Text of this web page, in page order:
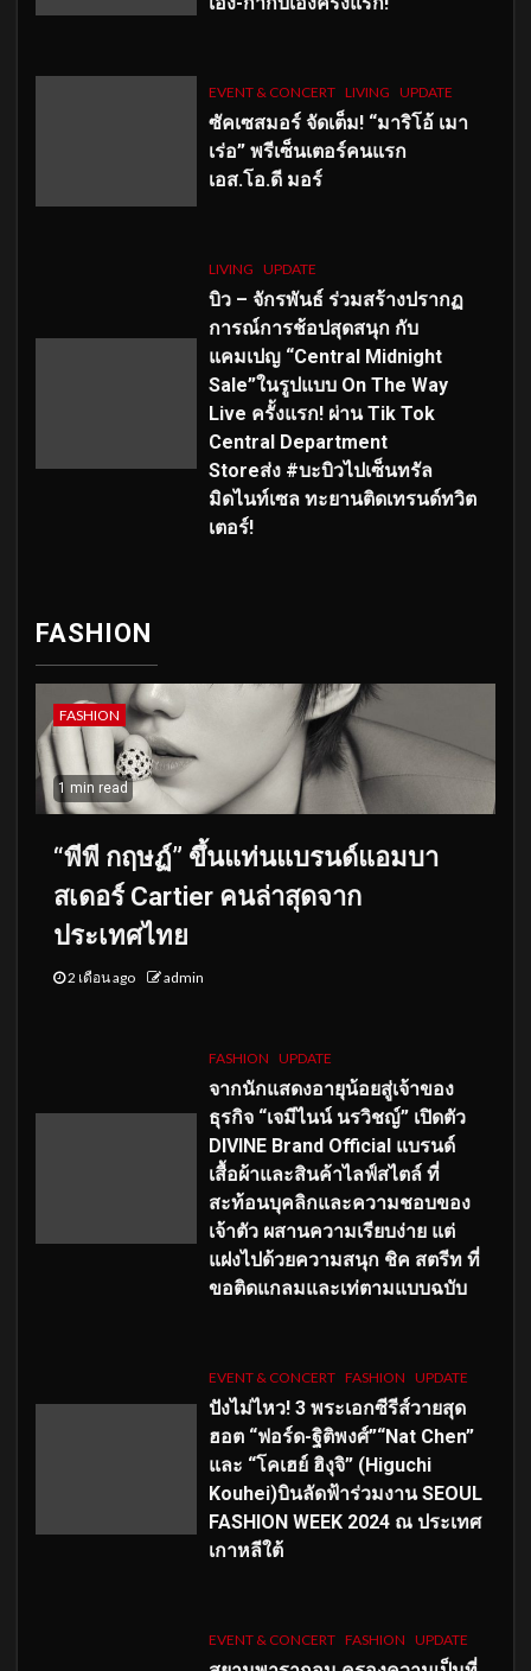
EVENT & CONCERT LIVING UPDATE
ซัคเซสมอร์ จัดเต็ม! “มาริโอ้ เมา
เร่อ” พรีเซ็นเตอร์คนแรก
เอส.โอ.ดี มอร์
LIVING UPDATE
บิว – จักรพันธ์ ร่วมสร้างปรากฏ
การณ์การช้อปสุดสนุก กับ
แคมเปญ “Central Midnight
Sale”ในรูปแบบ On The Way
Live ครั้งแรก! ผ่าน Tik Tok
Central Department
Storeส่ง #บะบิวไปเซ็นทรัล
มิดไนท์เซล ทะยานติดเทรนด์ทวิต
เตอร์!
FASHION
FASHION
1 min read
“พีพี กฤษฏ์” ขึ้นแท่นแบรนด์แอมบา
สเดอร์ Cartier คนล่าสุดจาก
ประเทศไทย
2 เดือน ago admin
FASHION UPDATE
จากนักแสดงอายุน้อยสู่เจ้าของ
ธุรกิจ “เจมีไนน์ นรวิชญ์” เปิดตัว
DIVINE Brand Official แบรนด์
เสื้อผ้าและสินค้าไลฟ์สไตล์ ที่
สะท้อนบุคลิกและความชอบของ
เจ้าตัว ผสานความเรียบง่าย แต่
แฝงไปด้วยความสนุก ชิค สตรีท ที่
ขอติดแกลมและเท่ตามแบบฉบับ
EVENT & CONCERT FASHION UPDATE
ปังไม่ไหว! 3 พระเอกซีรีส์วายสุด
ฮอต “ฟอร์ด-ฐิติพงศ์”“Nat Chen”
และ “โคเฮย์ ฮิงุจิ” (Higuchi
Kouhei)บินลัดฟ้าร่วมงาน SEOUL
FASHION WEEK 2024 ณ ประเทศ
เกาหลีใต้
EVENT & CONCERT FASHION UPDATE